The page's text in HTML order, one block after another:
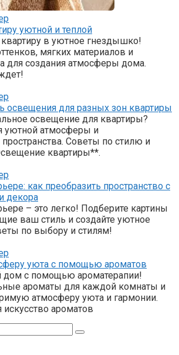
уютной и теплой
в уютное гнездышко!
мягких материалов и
для создания атмосферы дома.
освещения для разных зон квартиры
освещение для квартиры?
уютной атмосферы и
Советы по стилю и
квартиры**.
как преобразить пространство с
декора
– это легко! Подберите картины
ваш стиль и создайте уютное
по выбору и стилям!
уюта с помощью ароматов
дом с помощью ароматерапии!
ароматы для каждой комнаты и
атмосферу уюта и гармонии.
искусство ароматов